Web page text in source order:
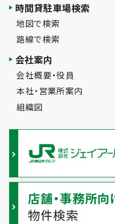
時間貸駐車場検索
地図で検索
路線で検索
会社案内
会社概要・役員
本社・営業所案内
組織図
店舗・事務所向
物件検索